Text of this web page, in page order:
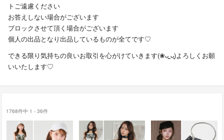
トご遠慮ください
お答えしない場合がございます
ブロックさせて頂く場合がございます
個人の出品となり出品しているものが全てです♡
できる限り気持ちの良いお取引を心がけていきます(❀ᴗ͈ˬᴗ͈)よろしくお願
いいたします♡
1768件中 1 - 36件